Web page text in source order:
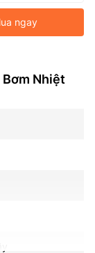
ngay
Nhiệt